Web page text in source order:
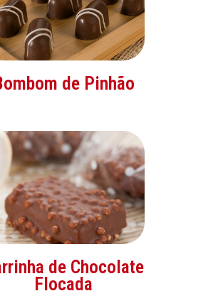
de Pinhão
de Chocolate
Flocada